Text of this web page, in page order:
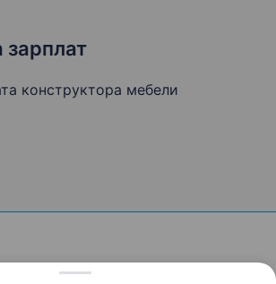
зарплат
конструктора мебели